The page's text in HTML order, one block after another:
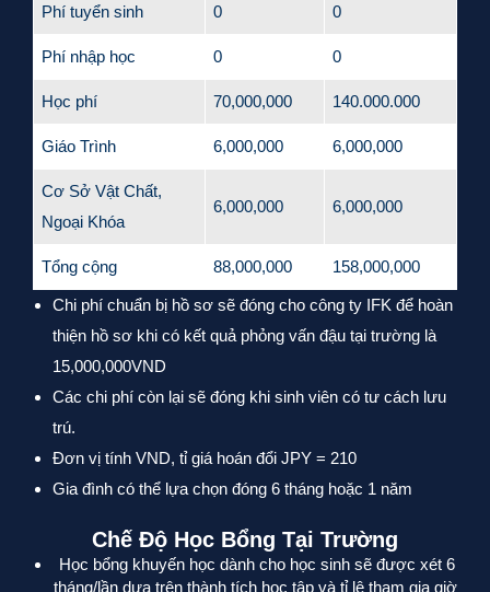
Phí tuyển sinh 0 0
Phí nhập học 0 0
Học phí 70,000,000 140.000.000
Giáo Trình 6,000,000 6,000,000
Cơ Sở Vật Chất,
Ngoại Khóa
6,000,000 6,000,000
Tổng cộng 88,000,000 158,000,000
Chi phí chuẩn bị hồ sơ sẽ đóng cho công ty IFK để hoàn
thiện hồ sơ khi có kết quả phỏng vấn đậu tại trường là
15,000,000VND
Các chi phí còn lại sẽ đóng khi sinh viên có tư cách lưu
trú.
Đơn vị tính VND, tỉ giá hoán đổi JPY = 210
Gia đình có thể lựa chọn đóng 6 tháng hoặc 1 năm
Chế Độ Học Bổng Tại Trường
Học bổng khuyến học dành cho học sinh sẽ được xét 6
tháng/lần dựa trên thành tích học tập và tỉ lệ tham gia giờ